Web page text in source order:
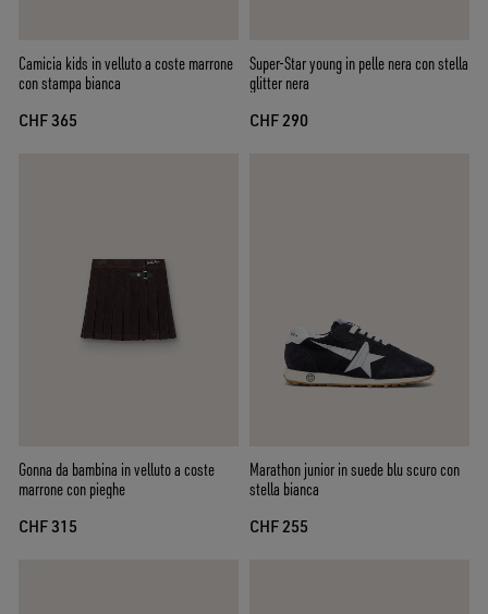
Camicia kids in velluto a coste marrone
con stampa bianca
CHF 365
Super-Star young in pelle nera con stella
glitter nera
CHF 290
Gonna da bambina in velluto a coste
marrone con pieghe
CHF 315
Marathon junior in suede blu scuro con
stella bianca
CHF 255